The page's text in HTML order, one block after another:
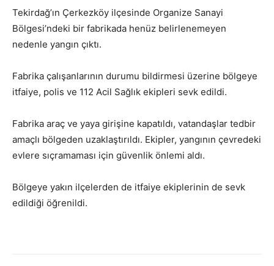
Tekirdağ’ın Çerkezköy ilçesinde Organize Sanayi
Bölgesi’ndeki bir fabrikada henüz belirlenemeyen
nedenle yangın çıktı.
Fabrika çalışanlarının durumu bildirmesi üzerine bölgeye
itfaiye, polis ve 112 Acil Sağlık ekipleri sevk edildi.
Fabrika araç ve yaya girişine kapatıldı, vatandaşlar tedbir
amaçlı bölgeden uzaklaştırıldı. Ekipler, yangının çevredeki
evlere sıçramaması için güvenlik önlemi aldı.
Bölgeye yakın ilçelerden de itfaiye ekiplerinin de sevk
edildiği öğrenildi.